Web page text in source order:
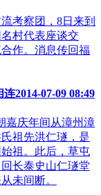
考察团，8日来到
村代表座谈交
作。消息传回福
连2014-07-09 08:49
嘉庆年间从漳州漳
祖先洪仁璲，是
祖。此后，草屯
长泰史山仁璲堂
未间断。